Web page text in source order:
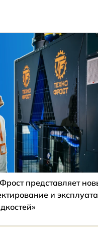
представляет
и